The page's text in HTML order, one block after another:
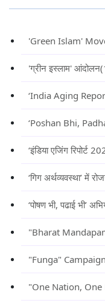
'Green Islam'
'ग्रीन इस्लाम' आंदोलन
‘India Aging
‘Poshan Bhi,
‘इंडिया एजिंग रिपोर्ट
‘गिग अर्थव्यवस्था’ में
‘पोषण भी, पढाई भी’
"Bharat
"Funga" Campaign
"One Nation, One